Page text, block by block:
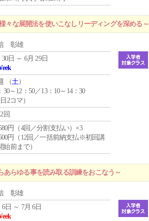
な展開法を使いこなしリーディングを深める～
彰雄
30日 ～ 6月 29日
（土）
30～12：50／13：10～14：30
2コマ）
回
円（4回／分割支払い）×3
円（12回／一括前納支払※初回講
始前まで）
らゆる事を読み取る訓練をおこなう～
彰雄
6日 ～ 7月 6日